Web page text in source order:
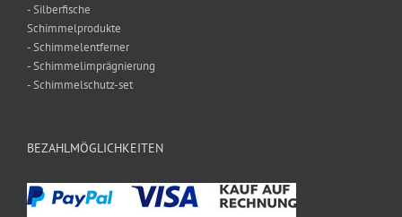
- Silberfische
Schimmelprodukte
- Schimmelentferner
- Schimmelimprägnierung
- Schimmelschutz-set
BEZAHLMÖGLICHKEITEN